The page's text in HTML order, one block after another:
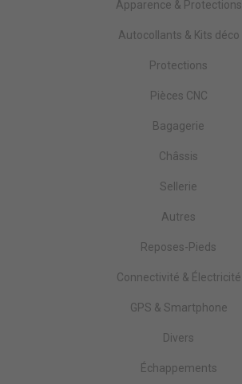
Apparence & Protections
Autocollants & Kits déco
Protections
Pièces CNC
Bagagerie
Châssis
Sellerie
Autres
Reposes-Pieds
Connectivité & Électricité
GPS & Smartphone
Divers
Échappements